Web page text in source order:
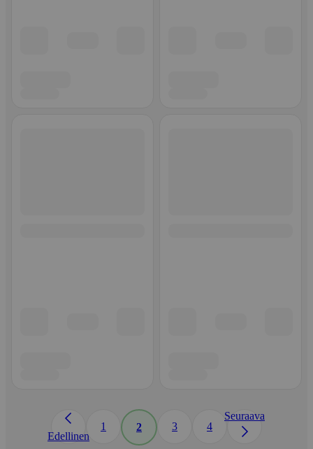
Edellinen
1 2 3 4
Seuraava